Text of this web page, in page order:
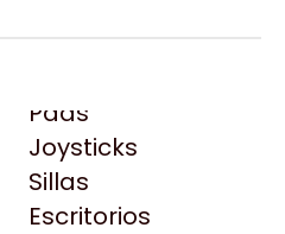
Pads
Joysticks
Sillas
Escritorios